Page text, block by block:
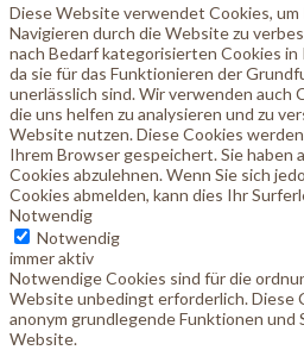
Diese Website verwendet Cookies, um
Navigieren durch die Website zu
nach Bedarf kategorisierten Cookies
da sie für das Funktionieren der
unerlässlich sind. Wir verwenden auch
die uns helfen zu analysieren und zu
Website nutzen. Diese Cookies
Ihrem Browser gespeichert. Sie haben
Cookies abzulehnen. Wenn Sie sich
Cookies abmelden, kann dies Ihr
Notwendig
Notwendig
immer aktiv
Notwendige Cookies sind für die
Website unbedingt erforderlich. Diese
anonym grundlegende Funktionen
Website.